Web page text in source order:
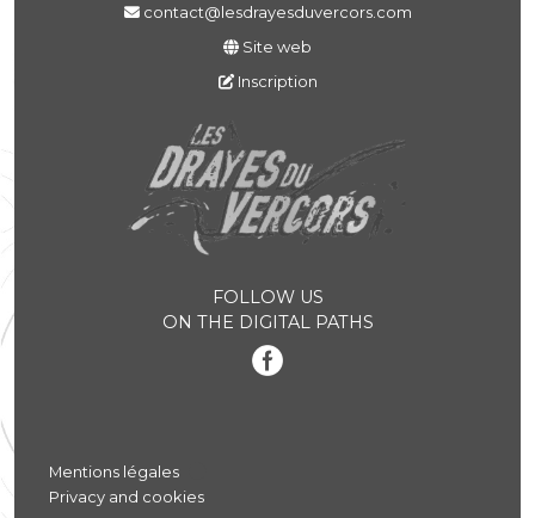
contact@lesdrayesduvercors.com
Site web
Inscription
FOLLOW US
ON THE DIGITAL PATHS
Mentions légales
Privacy and cookies